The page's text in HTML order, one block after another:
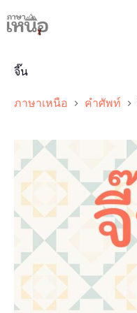
to
content
จี๊น
ภาษาเหนือ คำศัพท์